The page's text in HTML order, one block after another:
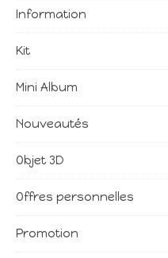
Information
Kit
Mini Album
Nouveautés
Objet 3D
Offres personnelles
Promotion